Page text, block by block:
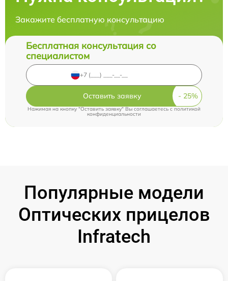
Закажите бесплатную консультацию
Бесплатная консультация со
специалистом
Оставить заявку
Нажимая на кнопку "Оставить заявку" Вы соглашаетесь cполитикой
конфиденциальности
Популярные модели
Оптических прицелов
Infratech